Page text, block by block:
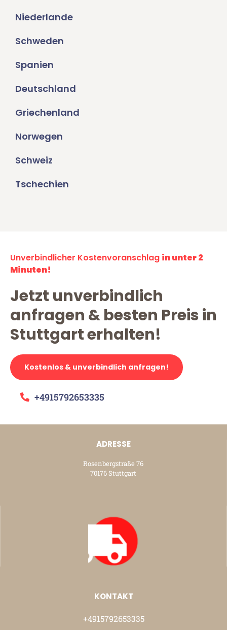
Niederlande
Schweden
Spanien
Deutschland
Griechenland
Norwegen
Schweiz
Tschechien
Unverbindlicher Kostenvoranschlag in unter 2
Minuten!
Jetzt unverbindlich
anfragen & besten Preis in
Stuttgart erhalten!
Kostenlos & unverbindlich anfragen!
+4915792653335
ADRESSE
Rosenbergstraße 76
70176 Stuttgart
KONTAKT
+4915792653335